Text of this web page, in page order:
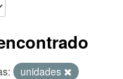
unidades